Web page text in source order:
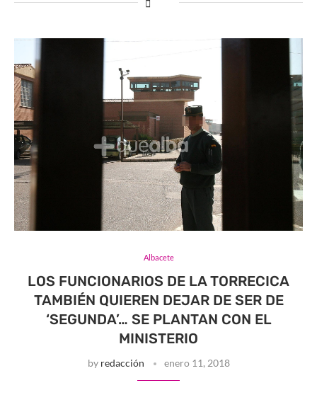
Albacete
LOS FUNCIONARIOS DE LA TORRECICA
TAMBIÉN QUIEREN DEJAR DE SER DE
‘SEGUNDA’… SE PLANTAN CON EL
MINISTERIO
by redacción enero 11, 2018